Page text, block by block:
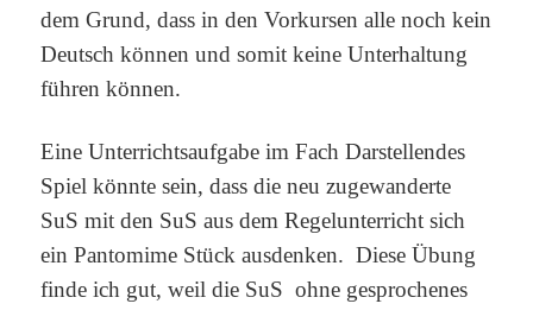
dem Grund, dass in den Vorkursen alle noch kein
Deutsch können und somit keine Unterhaltung
führen können.
Eine Unterrichtsaufgabe im Fach Darstellendes
Spiel könnte sein, dass die neu zugewanderte
SuS mit den SuS aus dem Regelunterricht sich
ein Pantomime Stück ausdenken. Diese Übung
finde ich gut, weil die SuS ohne gesprochenes